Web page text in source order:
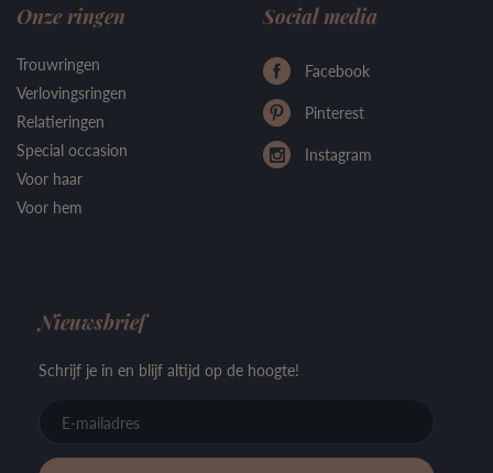
Onze ringen
Trouwringen
Verlovingsringen
Relatieringen
Special occasion
Voor haar
Voor hem
Social media
Facebook
Pinterest
Instagram
Nieuwsbrief
Schrijf je in en blijf altijd op de hoogte!